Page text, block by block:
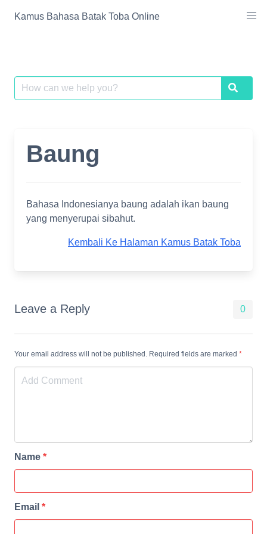
Kamus Bahasa Batak Toba Online
Search
for:
Search
Baung
Bahasa Indonesianya baung adalah ikan baung
yang menyerupai sibahut.
Kembali Ke Halaman Kamus Batak Toba
Leave a Reply 0
Your email address will not be published. Required fields are marked *
Name *
Email *